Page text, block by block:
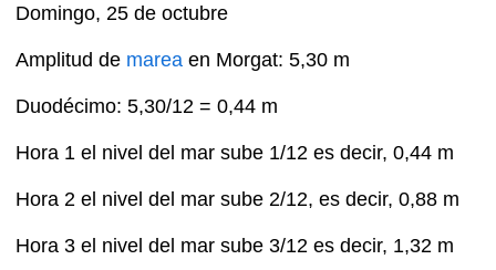
Domingo, 25 de octubre
Amplitud de marea en Morgat: 5,30 m
Duodécimo: 5,30/12 = 0,44 m
Hora 1 el nivel del mar sube 1/12 es decir, 0,44 m
Hora 2 el nivel del mar sube 2/12, es decir, 0,88 m
Hora 3 el nivel del mar sube 3/12 es decir, 1,32 m